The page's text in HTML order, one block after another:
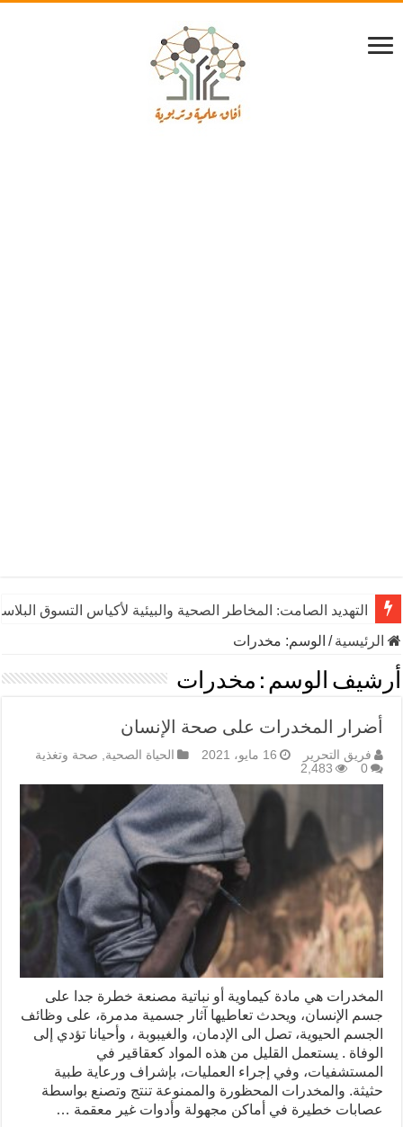
التهديد الصامت: المخاطر الصحية والبيئية لأكياس التسوق
الرئيسية/ الوسم: مخدرات
أرشيف الوسم : مخدرات
أضرار المخدرات على صحة الإنسان
فريق التحرير 16 مايو، 2021 الحياة الصحية, صحة وتغذية
0
2,483
المخدرات هي مادة كيماوية أو نباتية مصنعة خطرة جدا على
جسم الإنسان، ويحدث تعاطيها آثار جسمية مدمرة، على وظائف
الجسم الحيوية، تصل الى الإدمان، والغيبوبة ، وأحيانا تؤدي إلى
الوفاة . يستعمل القليل من هذه المواد كعقاقير في
المستشفيات، وفي إجراء العمليات، بإشراف ورعاية طبية
حثيثة. والمخدرات المحظورة والممنوعة تنتج وتصنع بواسطة
عصابات خطيرة في أماكن مجهولة وأدوات غير معقمة …